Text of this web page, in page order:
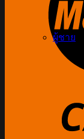
ผู้ชาย